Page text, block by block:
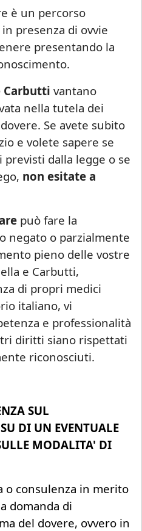
è un percorso
presenza di ovvie
presentando la
Carbutti vantano
nella tutela dei
Se avete subito
e volete sapere se
dalla legge o se
non esitate a
può fare la
negato o parzialmente
pieno delle vostre
e Carbutti,
di propri medici
italiano, vi
e professionalità
diritti siano rispettati
riconosciuti.
SUL
DI UN EVENTUALE
MODALITA' DI
o consulenza in merito
domanda di
del dovere, ovvero in
email di riscontro
che indicherà le
Studio, le richieste
(aggiornamenti
quesiti generali,
processuali
in carico al rientro,
2026.